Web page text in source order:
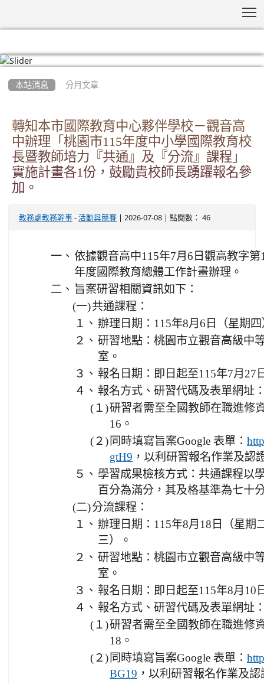
本站消息 分月文章
轉知本市國際教育中心夥伴學校－觀音高
中辦理「桃園市115年度中小學國際教育校
長暨教師培力『共通』及『分流』課程」
實施計畫各1份，鼓勵貴校師長踴躍報名參
加。
教務處教務幹事 - 活動與競賽 | 2026-07-08 | 點閱數： 46
一、 依據觀音高中115年7月6日觀高教字
年度國際教育總體工作計畫辦理。
二、 旨案研習相關資訊如下：
(一)共通課程：
１、 辦理日期：115年8月6日（星期
２、 研習地點：桃園市立觀音高級中
室。
３、 報名日期：即日起至115年7月27
４、 報名方式、研習代碼及表單網址
(１)研習者需至全國教師在職進修
16。
(２) 同時填寫旨案Google 表單：
gtH9 ，以利研習報名作業及認
５、 學習成果檢核方式：共通課程以
百分為滿分，其及格基準為七十
(二)分流課程：
１、 辦理日期：115年8月18日（星期
三）。
２、 研習地點：桃園市立觀音高級中
室。
３、 報名日期：即日起至115年8月10
４、 報名方式、研習代碼及表單網址
(１)研習者需至全國教師在職進修
18。
(２) 同時填寫旨案Google 表單：
BG19 ，以利研習報名作業及